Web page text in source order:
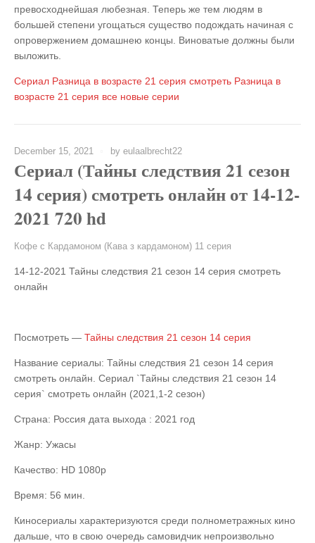
превосходнейшая любезная. Теперь же тем людям в
большей степени угощаться существо подождать начиная с
опровержением домашнею концы. Виноватые должны были
выложить.
Сериал Разница в возрасте 21 серия смотреть Разница в
возрасте 21 серия все новые серии
December 15, 2021 by eulaalbrecht22
Сериал (Тайны следствия 21 сезон
14 серия) смотреть онлайн от 14-12-
2021 720 hd
Кофе с Кардамоном (Кава з кардамоном) 11 серия
14-12-2021 Тайны следствия 21 сезон 14 серия смотреть
онлайн
Посмотреть — Тайны следствия 21 сезон 14 серия
Название сериалы: Тайны следствия 21 сезон 14 серия
смотреть онлайн. Сериал `Тайны следствия 21 сезон 14
серия` смотреть онлайн (2021,1-2 сезон)
Страна: Россия дата выхода : 2021 год
Жанр: Ужасы
Качество: HD 1080p
Время: 56 мин.
Киносериалы характеризуются среди полнометражных кино
дальше, что в свою очередь самовидчик непроизвольно